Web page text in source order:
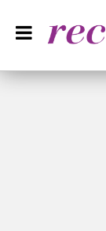
Recall
Das